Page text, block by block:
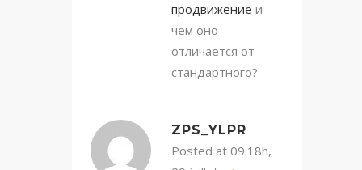
продвижение и
чем оно
отличается от
стандартного?
ZPS_YLPR
Posted at 09:18h,